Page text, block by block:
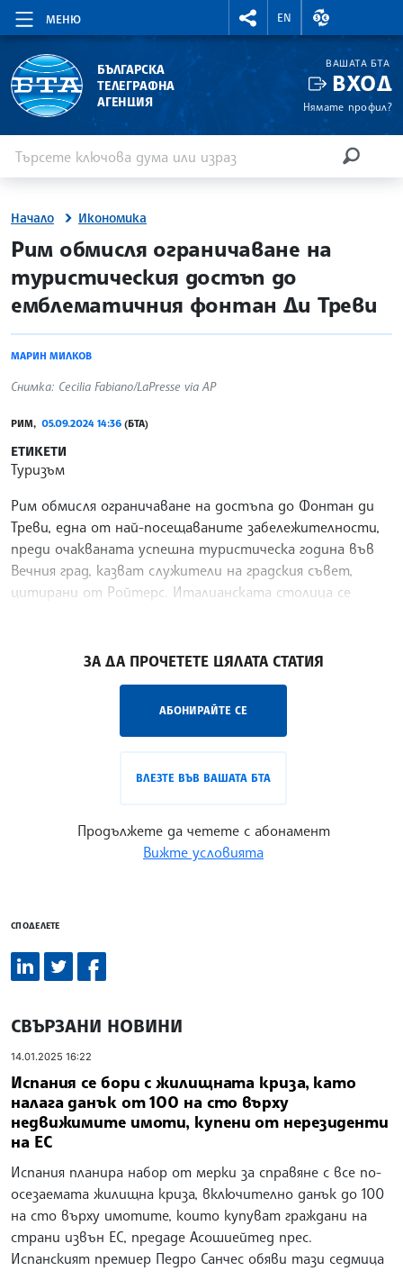
МЕНЮ
RIGHTMENU.SOCIAL
EN
ВАЛУТНИ
БЪЛГАРСКА
ТЕЛЕГРАФНА
АГЕНЦИЯ
ВАШАТА БТА
ВХОД
Нямате профил?
Начало Икономика
site.bta
Рим обмисля ограничаване на
туристическия достъп до
емблематичния фонтан Ди Треви
МАРИН МИЛКОВ
Снимка: Cecilia Fabiano/LaPresse via AP
РИМ, 05.09.2024 14:36 (БТА)
ЕТИКЕТИ
Туризъм
Рим обмисля ограничаване на достъпа до Фонтан ди
Треви, една от най-посещаваните забележителности,
преди очакваната успешна туристическа година във
Вечния град, казват служители на градския съвет,
цитирани от Ройтерс. Италианската столица се
ЗА ДА ПРОЧЕТЕТЕ ЦЯЛАТА СТАТИЯ
АБОНИРАЙТЕ СЕ
ВЛЕЗТЕ ВЪВ ВАШАТА БТА
Продължете да четете с абонамент
Вижте условията
СПОДЕЛЕТЕ
СВЪРЗАНИ НОВИНИ
14.01.2025 16:22
Испания се бори с жилищната криза, като
налага данък от 100 на сто върху
недвижимите имоти, купени от нерезиденти
на ЕС
Испания планира набор от мерки за справяне с все по-
осезаемата жилищна криза, включително данък до 100
на сто върху имотите, които купуват граждани на
страни извън ЕС, предаде Асошиейтед прес.
Испанският премиер Педро Санчес обяви тази седмица